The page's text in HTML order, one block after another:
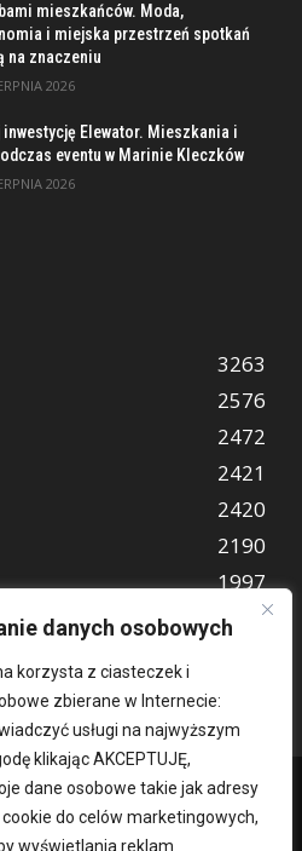
danych osobowych
korzysta z ciasteczek i
zbierane w Internecie:
usługi na najwyższym
klikając AKCEPTUJĘ,
dane osobowe takie jak adresy
do celów marketingowych,
wyświetlania reklam
mieszkańców. Moda,
i miejska przestrzeń spotkań
na znaczeniu
2026
inwestycję Elewator. Mieszkania i
eventu w Marinie Kleczków
2026
3263
2576
2472
2421
2420
2190
1997
849